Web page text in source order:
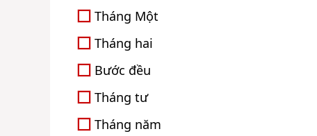
Tháng Một
Tháng hai
Bước đều
Tháng tư
Tháng năm